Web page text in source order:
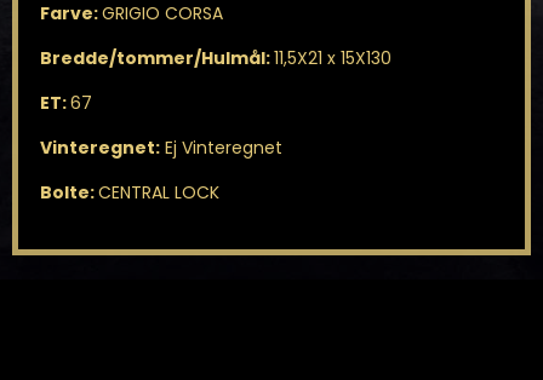
Farve:GRIGIO CORSA
Bredde/tommer/Hulmål:11,5X21 x 15X130
ET:67
Vinteregnet:Ej Vinteregnet
Bolte:CENTRAL LOCK